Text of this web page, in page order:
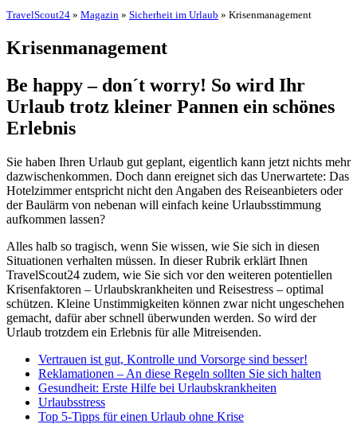
TravelScout24 » Magazin » Sicherheit im Urlaub » Krisenmanagement
Krisenmanagement
Be happy – don´t worry! So wird Ihr
Urlaub trotz kleiner Pannen ein schönes
Erlebnis
Sie haben Ihren Urlaub gut geplant, eigentlich kann jetzt nichts mehr
dazwischenkommen. Doch dann ereignet sich das Unerwartete: Das
Hotelzimmer entspricht nicht den Angaben des Reiseanbieters oder
der Baulärm von nebenan will einfach keine Urlaubsstimmung
aufkommen lassen?
Alles halb so tragisch, wenn Sie wissen, wie Sie sich in diesen
Situationen verhalten müssen. In dieser Rubrik erklärt Ihnen
TravelScout24 zudem, wie Sie sich vor den weiteren potentiellen
Krisenfaktoren – Urlaubskrankheiten und Reisestress – optimal
schützen. Kleine Unstimmigkeiten können zwar nicht ungeschehen
gemacht, dafür aber schnell überwunden werden. So wird der
Urlaub trotzdem ein Erlebnis für alle Mitreisenden.
Vertrauen ist gut, Kontrolle und Vorsorge sind besser!
Reklamationen – An diese Regeln sollten Sie sich halten
Gesundheit: Erste Hilfe bei Urlaubskrankheiten
Urlaubsstress
Top 5-Tipps für einen Urlaub ohne Krise